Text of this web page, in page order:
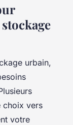
urbain,
choix vers
votre